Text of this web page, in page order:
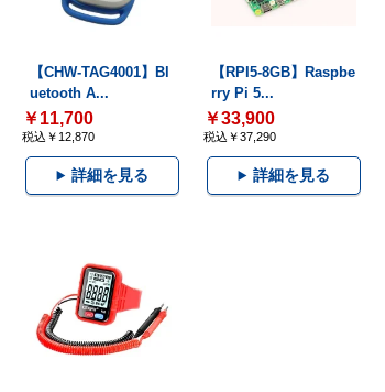
【CHW-TAG4001】Bl
uetooth A...
￥11,700
税込￥12,870
詳細を見る
【RPI5-8GB】Raspbe
rry Pi 5...
￥33,900
税込￥37,290
詳細を見る